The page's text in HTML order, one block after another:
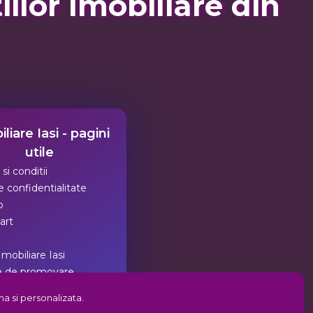
Iasi - pagini
utile
conditii
confidentialitate
Iasi
de promovare
si personalizata.